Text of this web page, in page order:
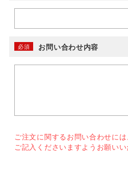
お問い合わせ内容
必須
ご注文に関するお問い合わせに
ご記入くださいますようお願いい